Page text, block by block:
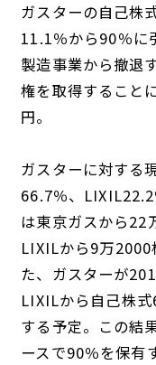
ガスターの自己株
11.1％から90％に
製造事業から撤退
権を取得すること
円。
ガスターに対する
66.7％、
は東京ガスから22
LIXILから9万2000
た、ガスターが
LIXILから自己株
する予定。この結
ースで90％を保有